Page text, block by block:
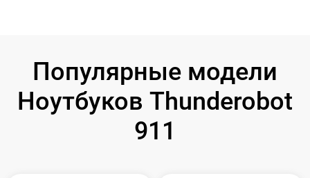
Популярные модели
Ноутбуков Thunderobot
911